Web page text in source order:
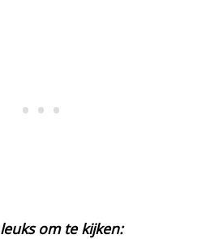
om te kijken: